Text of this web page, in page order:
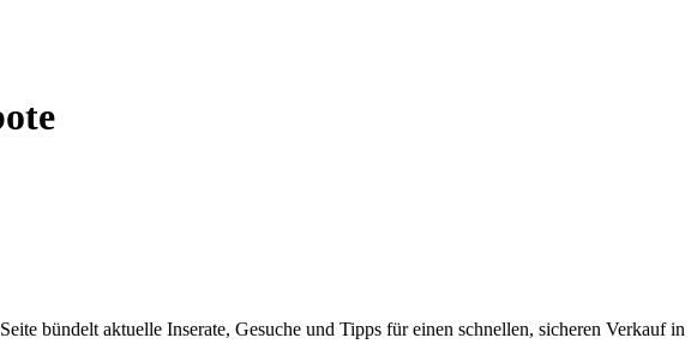
bündelt aktuelle Inserate, Gesuche und Tipps für einen schnellen, sicheren Verkauf in